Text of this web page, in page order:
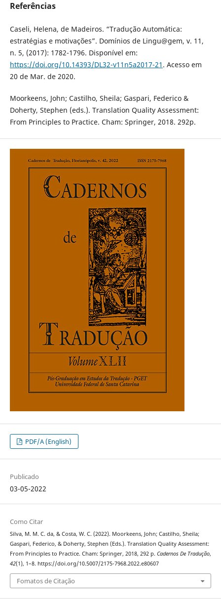
Referências
Caseli, Helena, de Madeiros. “Tradução Automática:
estratégias e motivações”. Domínios de Lingu@gem, v. 11,
n. 5, (2017): 1782-1796. Disponível em:
https://doi.org/10.14393/DL32-v11n5a2017-21 . Acesso em
20 de Mar. de 2020.
Moorkeens, John; Castilho, Sheila; Gaspari, Federico &
Doherty, Stephen (eds.). Translation Quality Assessment:
From Principles to Practice. Cham: Springer, 2018. 292p.
PDF/A (English)
Publicado
03-05-2022
Como Citar
Silva, M. M. C. da, & Costa, W. C. (2022). Moorkeens, John; Castilho, Sheila;
Gaspari, Federico, & Doherty, Stephen (Eds.). Translation Quality Assessment:
From Principles to Practice. Cham: Springer, 2018, 292 p. Cadernos De Tradução,
42(1), 1–8. https://doi.org/10.5007/2175-7968.2022.e80607
Fomatos de Citação